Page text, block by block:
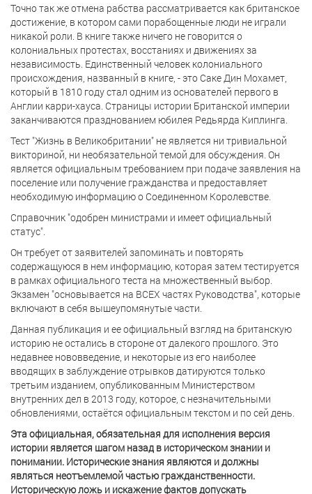
Точно так же отмена рабства рассматривается как британское
достижение, в котором сами порабощенные люди не играли
никакой роли. В книге также ничего не говорится о
колониальных протестах, восстаниях и движениях за
независимость. Единственный человек колониального
происхождения, названный в книге, - это Саке Дин Мохамет,
который в 1810 году стал одним из основателей первого в
Англии карри-хауса. Страницы истории Британской империи
заканчиваются празднованием юбилея Редьярда Киплинга.
Тест "Жизнь в Великобритании" не является ни тривиальной
викториной, ни необязательной темой для обсуждения. Он
является официальным требованием при подаче заявления на
поселение или получение гражданства и предоставляет
необходимую информацию о Соединенном Королевстве.
Справочник "одобрен министрами и имеет официальный
статус".
Он требует от заявителей запоминать и повторять
содержащуюся в нем информацию, которая затем тестируется
в рамках официального теста на множественный выбор.
Экзамен "основывается на ВСЕХ частях Руководства", которые
включают в себя вышеупомянутые части.
Данная публикация и ее официальный взгляд на британскую
историю не остались в стороне от далекого прошлого. Это
недавнее нововведение, и некоторые из его наиболее
вводящих в заблуждение отрывков датируются только
третьим изданием, опубликованным Министерством
внутренних дел в 2013 году, которое, с незначительными
обновлениями, остаётся официальным текстом и по сей день.
Эта официальная, обязательная для исполнения версия
истории является шагом назад в историческом знании и
понимании. Исторические знания являются и должны
являться неотъемлемой частью гражданственности.
Историческую ложь и искажение фактов допускать